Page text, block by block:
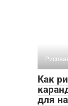
Как
для